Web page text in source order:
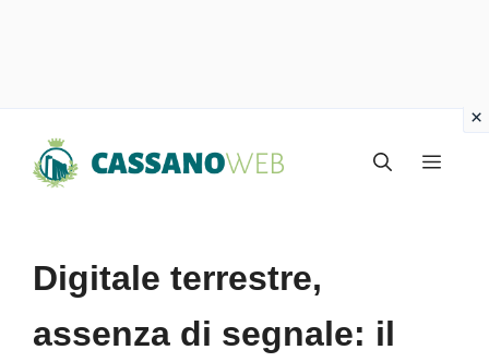
Menu
Digitale terrestre,
assenza di segnale: il